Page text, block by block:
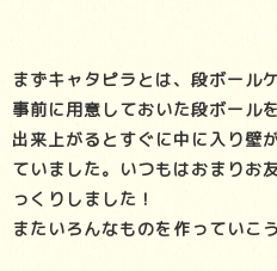
まずキャタピラとは、段ボール
事前に用意しておいた段ボール
出来上がるとすぐに中に入り壁
ていました。いつもはおまりお
っくりしました！
またいろんなものを作っていこ